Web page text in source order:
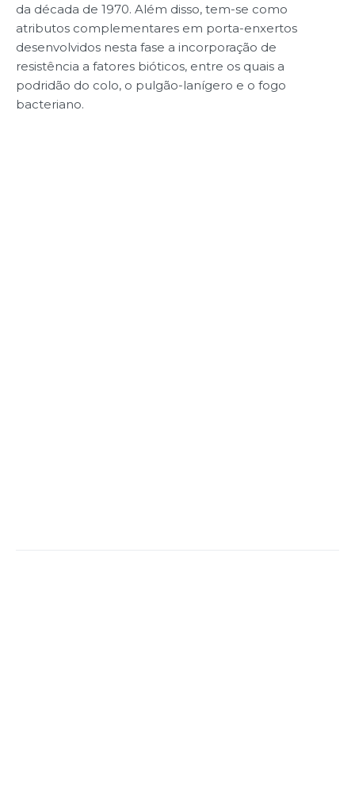
da década de 1970. Além disso, tem-se como
atributos complementares em porta-enxertos
desenvolvidos nesta fase a incorporação de
resistência a fatores bióticos, entre os quais a
podridão do colo, o pulgão-lanígero e o fogo
bacteriano.